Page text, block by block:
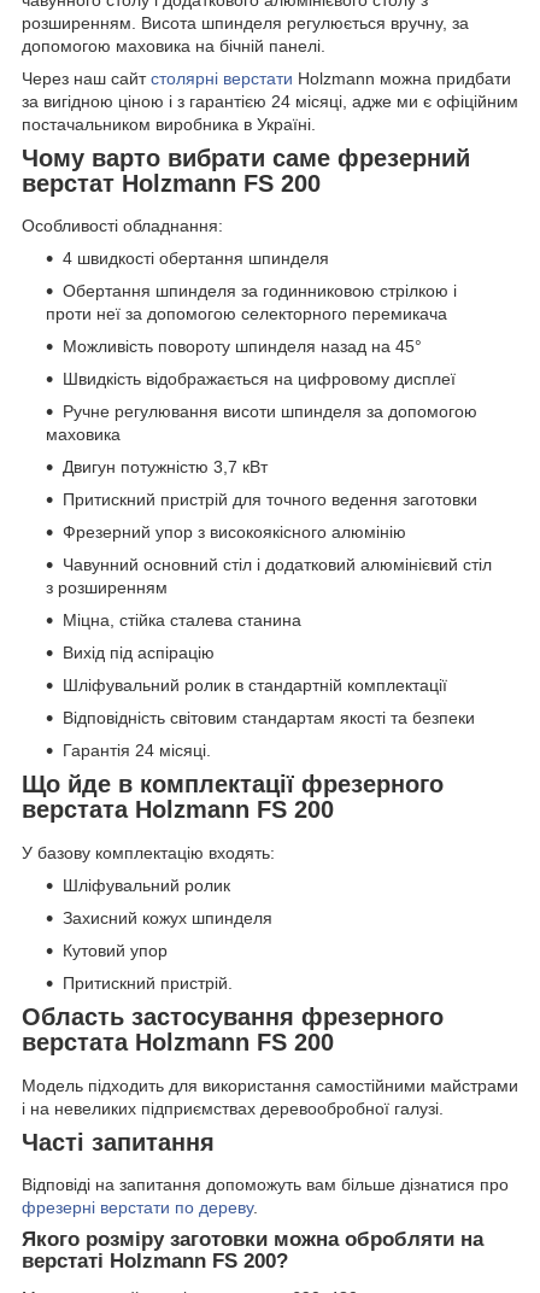
розширенням. Висота шпинделя регулюється вручну, за
допомогою маховика на бічній панелі.
Через наш сайтстолярні верстати Holzmann можна придбати
за вигідною ціною і з гарантією 24 місяці, адже ми є офіційним
постачальником виробника в Україні.
Чому варто вибрати саме фрезерний
верстат Holzmann FS 200
Особливості обладнання:
4 швидкості обертання шпинделя
Обертання шпинделя за годинниковою стрілкою і
проти неї за допомогою селекторного перемикача
Можливість повороту шпинделя назад на 45°
Швидкість відображається на цифровому дисплеї
Ручне регулювання висоти шпинделя за допомогою
маховика
Двигун потужністю 3,7 кВт
Притискний пристрій для точного ведення заготовки
Фрезерний упор з високоякісного алюмінію
Чавунний основний стіл і додатковий алюмінієвий стіл
з розширенням
Міцна, стійка сталева станина
Вихід під аспірацію
Шліфувальний ролик в стандартній комплектації
Відповідність світовим стандартам якості та безпеки
Гарантія 24 місяці.
Що йде в комплектації фрезерного
верстата Holzmann FS 200
У базову комплектацію входять:
Шліфувальний ролик
Захисний кожух шпинделя
Кутовий упор
Притискний пристрій.
Область застосування фрезерного
верстата Holzmann FS 200
Модель підходить для використання самостійними майстрами
і на невеликих підприємствах деревообробної галузі.
Часті запитання
Відповіді на запитання допоможуть вам більше дізнатися про
фрезерні верстати по дереву.
Якого розміру заготовки можна обробляти на
верстаті Holzmann FS 200?